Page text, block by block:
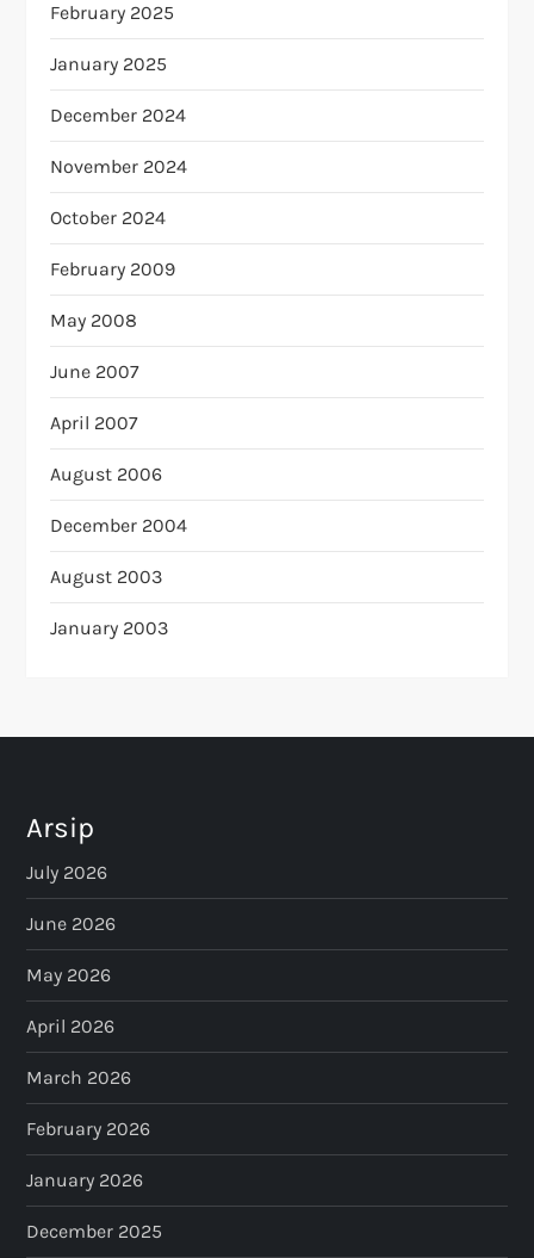
February 2025
January 2025
December 2024
November 2024
October 2024
February 2009
May 2008
June 2007
April 2007
August 2006
December 2004
August 2003
January 2003
Arsip
July 2026
June 2026
May 2026
April 2026
March 2026
February 2026
January 2026
December 2025